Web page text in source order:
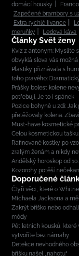
domácí housky
Zapečené brambory s
Extra rychlé lívance
meruňky
Ledová káva
Články Svět ženy
Kvíz z antonym: Myslíte
obvyklá slova vás
Plastiky přiznávala s
toho pravého:
Prášky bolest kolene
potřebují. Je to i spánek
Pozice bohyně u zdi:
přetěžovaly kolena.
Must-have kosmetické
Celou kosmetickou
Rafinované kostky po
zralým ženám a nikdy
Andělský horoskop od
Kozorohy potěší
Doporučené
Čtyři věci, které o
Michaela Jacksona a
Zakrýt bříško nebo
módy
Pět letních kousků,
vytvoříte bez námahy
Detekce nevhodného
bříšku našel „nahotu“